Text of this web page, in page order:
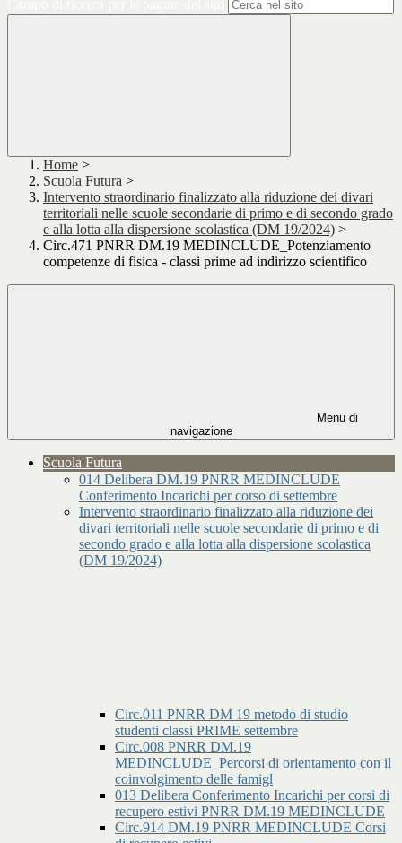
Home >
Scuola Futura >
Intervento straordinario finalizzato alla riduzione dei divari
territoriali nelle scuole secondarie di primo e di secondo grado
e alla lotta alla dispersione scolastica (DM 19/2024) >
Circ.471 PNRR DM.19 MEDINCLUDE_Potenziamento
competenze di fisica - classi prime ad indirizzo scientifico
Menu di
navigazione
Scuola Futura
014 Delibera DM.19 PNRR MEDINCLUDE
Conferimento Incarichi per corso di settembre
Intervento straordinario finalizzato alla riduzione dei
divari territoriali nelle scuole secondarie di primo e di
secondo grado e alla lotta alla dispersione scolastica
(DM 19/2024)
Circ.011 PNRR DM 19 metodo di studio
studenti classi PRIME settembre
Circ.008 PNRR DM.19
MEDINCLUDE_Percorsi di orientamento con il
coinvolgimento delle famigl
013 Delibera Conferimento Incarichi per corsi di
recupero estivi PNRR DM.19 MEDINCLUDE
Circ.914 DM.19 PNRR MEDINCLUDE Corsi